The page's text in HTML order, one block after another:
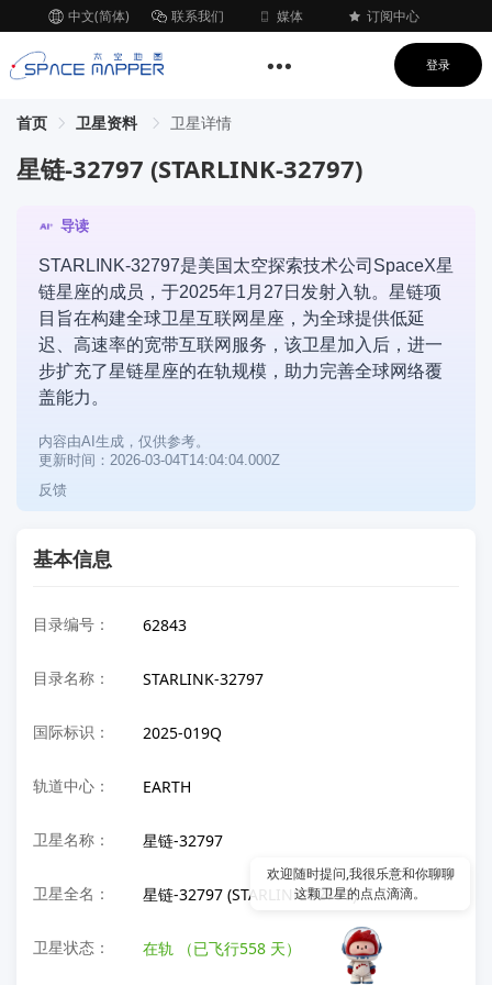
中文(简体) 联系我们 媒体 订阅中心
登录
欢迎随时提问,我很乐意和你聊聊
这颗卫星的点点滴滴。
首页 卫星资料 卫星详情
星链-32797 (STARLINK-32797)
导读
STARLINK-32797是美国太空探索技术公司SpaceX星
链星座的成员，于2025年1月27日发射入轨。星链项
目旨在构建全球卫星互联网星座，为全球提供低延
迟、高速率的宽带互联网服务，该卫星加入后，进一
步扩充了星链星座的在轨规模，助力完善全球网络覆
盖能力。
内容由AI生成，仅供参考。
更新时间：2026-03-04T14:04:04.000Z
反馈
基本信息
目录编号： 62843
目录名称： STARLINK-32797
国际标识： 2025-019Q
轨道中心： EARTH
卫星名称： 星链-32797
卫星全名： 星链-32797 (STARLINK-32797)
卫星状态： 在轨 （已飞行558 天）